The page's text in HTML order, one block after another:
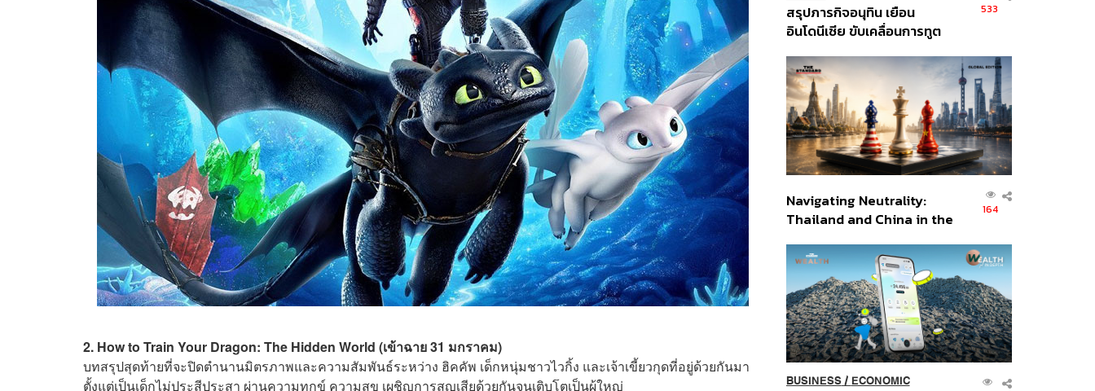
2. How to Train Your Dragon: The Hidden World (เข้าฉาย 31 มกราคม)
บทสรุปสุดท้ายที่จะปิดตำนานมิตรภาพและความสัมพันธ์ระหว่าง ฮิคคัพ เด็กหนุ่มชาวไวกิ้ง และเจ้าเขี้ยวกุดที่อยู่ด้วยกันมา
ตั้งแต่เป็นเด็กไม่ประสีประสา ผ่านความทุกข์ ความสุข เผชิญการสูญเสียด้วยกันจนเติบโตเป็นผู้ใหญ่
สรุปภารกิจอนุทิน เยือน
อินโดนีเซีย ขับเคลื่อนการทูต
ส่วนยุทธศาสตร์ไทย –
อินโดนีเซีย
533
Navigating Neutrality:
Thailand and China in the
Order
164
BUSINESS/ ECONOMIC